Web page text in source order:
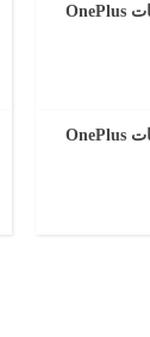
سعر و مواصفات OnePlus
سعر و مواصفات OnePlus